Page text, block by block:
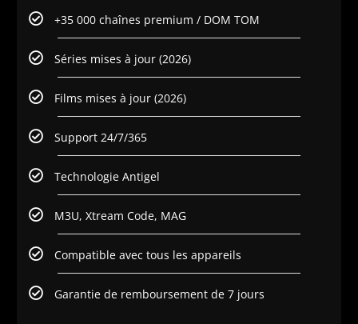
+35 000 chaînes premium / DOM TOM
Séries mises à jour (2026)
Films mises à jour (2026)
Support 24/7/365
Technologie Antigel
M3U, Xtream Code, MAG
Compatible avec tous les appareils
Garantie de remboursement de 7 jours